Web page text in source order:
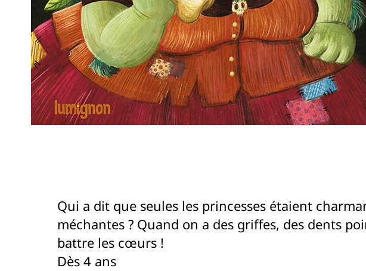
Qui a dit que seules les princesses étaient
méchantes ? Quand on a des griffes, des dents
battre les cœurs !
Dès 4 ans